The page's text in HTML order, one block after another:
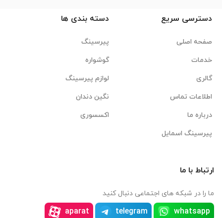
دسترسی سریع
صفحه اصلی
خدمات
گالری
اطلاعات تماس
درباره ما
پیرسینگ اسمایل
دسته بندی ها
پیرسینگ
گوشواره
لوازم پیرسینگ
نگین دندان
اکسسوری
ارتباط با ما
ما را در شبکه های اجتماعی دنبال کنید
whatsapp
telegram
aparat